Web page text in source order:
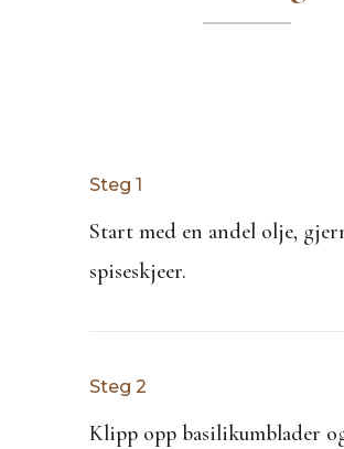
Steg 1
Start med en andel olje,
spiseskjeer.
Steg 2
Klipp opp basilikumblader